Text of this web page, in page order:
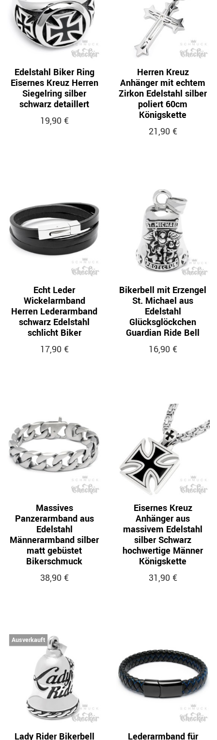
Edelstahl Biker Ring
Eisernes Kreuz Herren
Siegelring silber
schwarz detaillert
19,90 €
Herren Kreuz
Anhänger mit echtem
Zirkon Edelstahl silber
poliert 60cm
Königskette
21,90 €
Echt Leder
Wickelarmband
Herren Lederarmband
schwarz Edelstahl
schlicht Biker
17,90 €
Bikerbell mit Erzengel
St. Michael aus
Edelstahl
Glücksglöckchen
Guardian Ride Bell
16,90 €
Massives
Panzerarmband aus
Edelstahl
Männerarmband silber
matt gebüstet
Bikerschmuck
38,90 €
Eisernes Kreuz
Anhänger aus
massivem Edelstahl
silber Schwarz
hochwertige Männer
Königskette
31,90 €
Ausverkauft
Lady Rider Bikerbell Lederarmband für